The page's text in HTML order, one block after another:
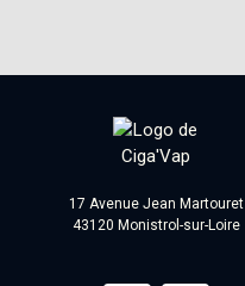
17 Avenue Jean Martouret
43120 Monistrol-sur-Loire